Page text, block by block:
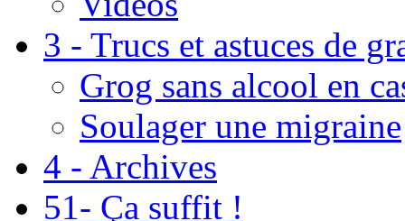
3 - Trucs et astuces de
Grog sans alcool en
Soulager une migraine
4 - Archives
51- Ça suffit !